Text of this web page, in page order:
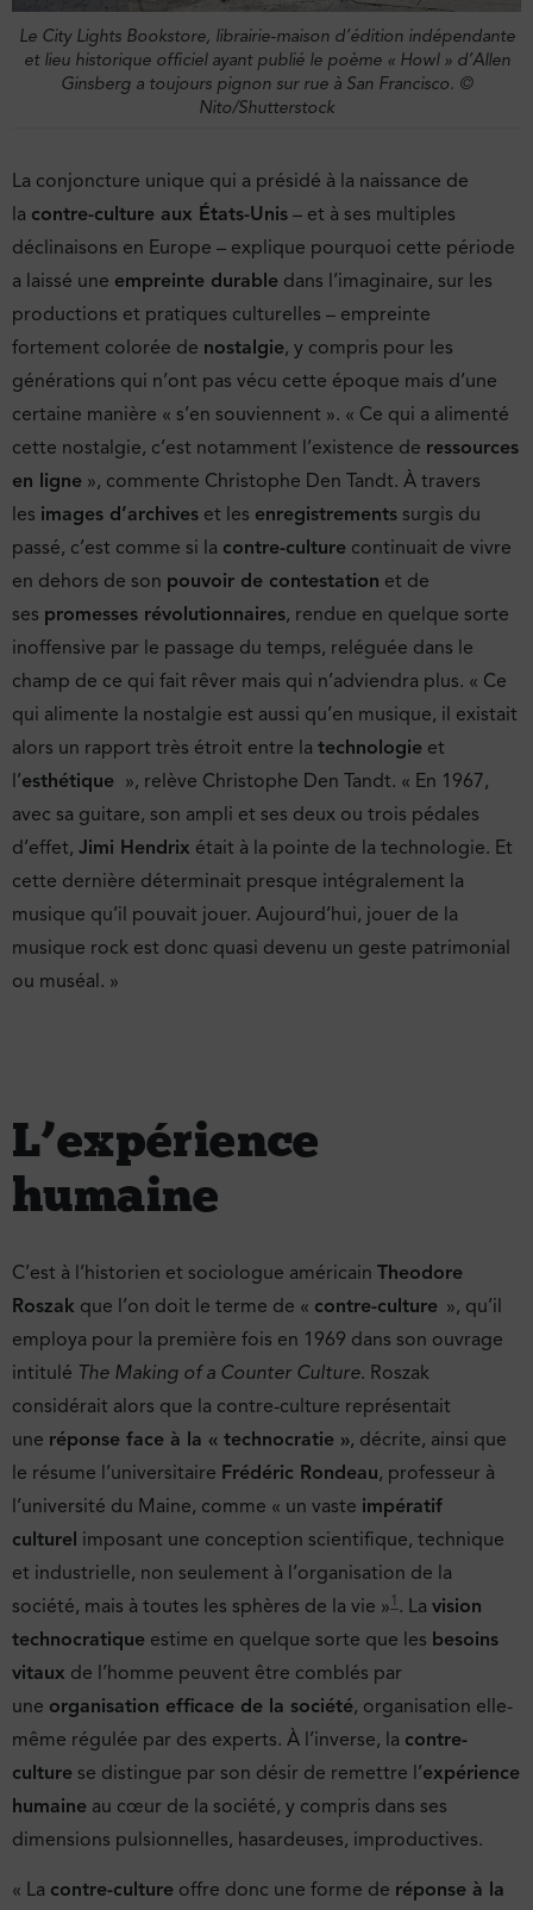
Le City Lights Bookstore, librairie-maison d’édition indépendante
et lieu historique officiel ayant publié le poème « Howl » d’Allen
Ginsberg a toujours pignon sur rue à San Francisco. ©
Nito/Shutterstock
La conjoncture unique qui a présidé à la naissance de
la contre-culture aux États-Unis – et à ses multiples
déclinaisons en Europe – explique pourquoi cette période
a laissé une empreinte durable dans l’imaginaire, sur les
productions et pratiques culturelles – empreinte
fortement colorée de nostalgie, y compris pour les
générations qui n’ont pas vécu cette époque mais d’une
certaine manière « s’en souviennent ». « Ce qui a alimenté
cette nostalgie, c’est notamment l’existence de ressources
en ligne », commente Christophe Den Tandt. À travers
les images d’archives et les enregistrements surgis du
passé, c’est comme si la contre-culture continuait de vivre
en dehors de son pouvoir de contestation et de
ses promesses révolutionnaires, rendue en quelque sorte
inoffensive par le passage du temps, reléguée dans le
champ de ce qui fait rêver mais qui n’adviendra plus. « Ce
qui alimente la nostalgie est aussi qu’en musique, il existait
alors un rapport très étroit entre la technologie et
l’esthétique », relève Christophe Den Tandt. « En 1967,
avec sa guitare, son ampli et ses deux ou trois pédales
d’effet, Jimi Hendrix était à la pointe de la technologie. Et
cette dernière déterminait presque intégralement la
musique qu’il pouvait jouer. Aujourd’hui, jouer de la
musique rock est donc quasi devenu un geste patrimonial
ou muséal. »
L’expérience
humaine
C’est à l’historien et sociologue américain Theodore
Roszak que l’on doit le terme de « contre-culture », qu’il
employa pour la première fois en 1969 dans son ouvrage
intitulé The Making of a Counter Culture. Roszak
considérait alors que la contre-culture représentait
une réponse face à la « technocratie », décrite, ainsi que
le résume l’universitaire Frédéric Rondeau, professeur à
l’université du Maine, comme « un vaste impératif
culturel imposant une conception scientifique, technique
et industrielle, non seulement à l’organisation de la
société, mais à toutes les sphères de la vie » 1 . La vision
technocratique estime en quelque sorte que les besoins
vitaux de l’homme peuvent être comblés par
une organisation efficace de la société, organisation elle-
même régulée par des experts. À l’inverse, la contre-
culture se distingue par son désir de remettre l’expérience
humaine au cœur de la société, y compris dans ses
dimensions pulsionnelles, hasardeuses, improductives.
« La contre-culture offre donc une forme de réponse à la